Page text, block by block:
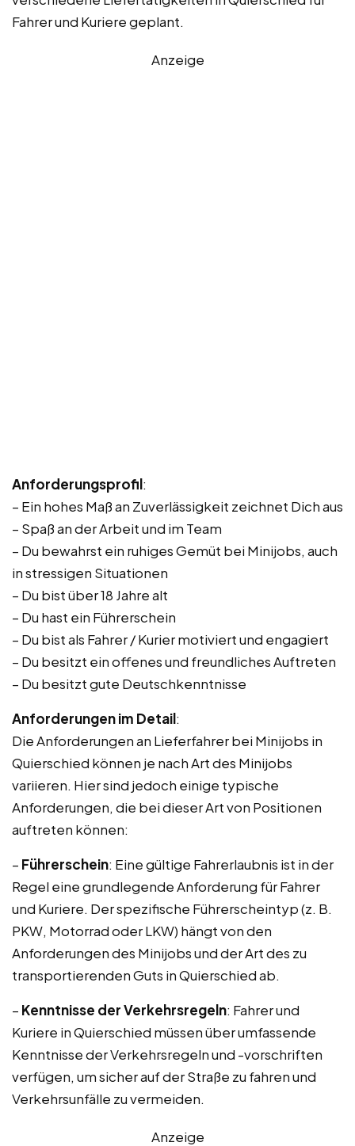
Fahrer und Kuriere geplant.
Anzeige
Anforderungsprofil:
– Ein hohes Maß an Zuverlässigkeit zeichnet Dich aus
– Spaß an der Arbeit und im Team
– Du bewahrst ein ruhiges Gemüt bei Minijobs, auch
in stressigen Situationen
– Du bist über 18 Jahre alt
– Du hast ein Führerschein
– Du bist als Fahrer / Kurier motiviert und engagiert
– Du besitzt ein offenes und freundliches Auftreten
– Du besitzt gute Deutschkenntnisse
Anforderungen im Detail:
Die Anforderungen an Lieferfahrer bei Minijobs in
Quierschied können je nach Art des Minijobs
variieren. Hier sind jedoch einige typische
Anforderungen, die bei dieser Art von Positionen
auftreten können:
– Führerschein: Eine gültige Fahrerlaubnis ist in der
Regel eine grundlegende Anforderung für Fahrer
und Kuriere. Der spezifische Führerscheintyp (z. B.
PKW, Motorrad oder LKW) hängt von den
Anforderungen des Minijobs und der Art des zu
transportierenden Guts in Quierschied ab.
– Kenntnisse der Verkehrsregeln: Fahrer und
Kuriere in Quierschied müssen über umfassende
Kenntnisse der Verkehrsregeln und -vorschriften
verfügen, um sicher auf der Straße zu fahren und
Verkehrsunfälle zu vermeiden.
Anzeige